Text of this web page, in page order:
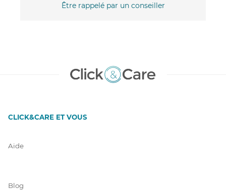
Être rappelé par un conseiller
CLICK&CARE ET VOUS
Aide
Blog